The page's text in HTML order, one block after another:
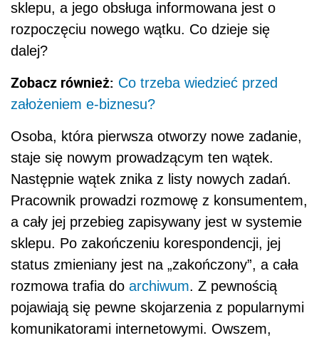
sklepu, a jego obsługa informowana jest o
rozpoczęciu nowego wątku. Co dzieje się
dalej?
Zobacz również: Co trzeba wiedzieć przed
założeniem e-biznesu?
Osoba, która pierwsza otworzy nowe zadanie,
staje się nowym prowadzącym ten wątek.
Następnie wątek znika z listy nowych zadań.
Pracownik prowadzi rozmowę z konsumentem,
a cały jej przebieg zapisywany jest w systemie
sklepu. Po zakończeniu korespondencji, jej
status zmieniany jest na „zakończony”, a cała
rozmowa trafia do archiwum. Z pewnością
pojawiają się pewne skojarzenia z popularnymi
komunikatorami internetowymi. Owszem,